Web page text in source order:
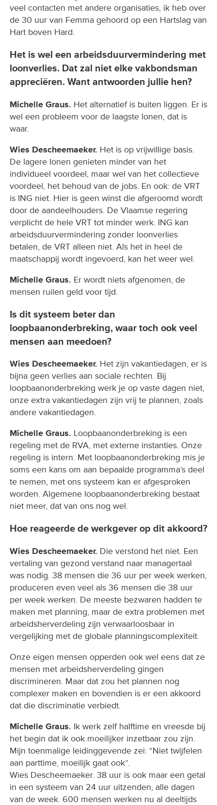
veel contacten met andere organisaties, ik heb over
de 30 uur van Femma gehoord op een Hartslag van
Hart boven Hard.
Het is wel een arbeidsduurvermindering met
loonverlies. Dat zal niet elke vakbondsman
appreciëren. Want antwoorden jullie hen?
Michelle Graus. Het alternatief is buiten liggen. Er is
wel een probleem voor de laagste lonen, dat is
waar.
Wies Descheemaeker. Het is op vrijwillige basis.
De lagere lonen genieten minder van het
individueel voordeel, maar wel van het collectieve
voordeel, het behoud van de jobs. En ook: de VRT
is ING niet. Hier is geen winst die afgeroomd wordt
door de aandeelhouders. De Vlaamse regering
verplicht de hele VRT tot minder werk. ING kan
arbeidsduurvermindering zonder loonverlies
betalen, de VRT alleen niet. Als het in heel de
maatschappij wordt ingevoerd, kan het weer wel.
Michelle Graus. Er wordt niets afgenomen, de
mensen ruilen geld voor tijd.
Is dit systeem beter dan
loopbaanonderbreking, waar toch ook veel
mensen aan meedoen?
Wies Descheemaeker. Het zijn vakantiedagen, er is
bijna geen verlies aan sociale rechten. Bij
loopbaanonderbreking werk je op vaste dagen niet,
onze extra vakantiedagen zijn vrij te plannen, zoals
andere vakantiedagen.
Michelle Graus. Loopbaanonderbreking is een
regeling met de RVA, met externe instanties. Onze
regeling is intern. Met loopbaanonderbreking mis je
soms een kans om aan bepaalde programma’s deel
te nemen, met ons systeem kan er afgesproken
worden. Algemene loopbaanonderbreking bestaat
niet meer, dat van ons nog wel.
Hoe reageerde de werkgever op dit akkoord?
Wies Descheemaeker. Die verstond het niet. Een
vertaling van gezond verstand naar managertaal
was nodig. 38 mensen die 36 uur per week werken,
produceren even veel als 36 mensen die 38 uur
per week werken. De meeste bezwaren hadden te
maken met planning, maar de extra problemen met
arbeidsherverdeling zijn verwaarloosbaar in
vergelijking met de globale planningscomplexiteit.
Onze eigen mensen opperden ook wel eens dat ze
mensen met arbeidsherverdeling gingen
discrimineren. Maar dat zou het plannen nog
complexer maken en bovendien is er een akkoord
dat die discriminatie verbiedt.
Michelle Graus. Ik werk zelf halftime en vreesde bij
het begin dat ik ook moeilijker inzetbaar zou zijn.
Mijn toenmalige leidinggevende zei: “Niet twijfelen
aan parttime, moeilijk gaat ook”.
Wies Descheemaeker. 38 uur is ook maar een getal
in een systeem van 24 uur uitzenden, alle dagen
van de week. 600 mensen werken nu al deeltijds